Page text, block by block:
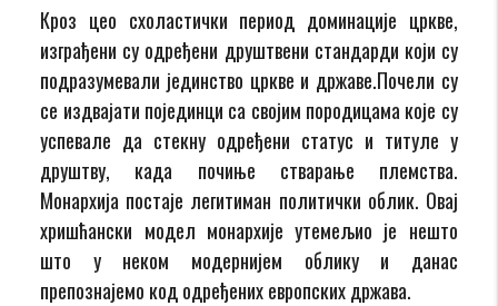
Кроз цео схоластички период доминације цркве,
изграђени су одређени друштвени стандарди који су
подразумевали јединство цркве и државе.Почели су
се издвајати појединци са својим породицама које су
успевале да стекну одређени статус и титуле у
друштву, када почиње стварање племства.
Монархија постаје легитиман политички облик. Овај
хришћански модел монархије утемељио је нешто
што у неком модернијем облику и данас
препознајемо код одређених европских држава.